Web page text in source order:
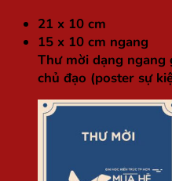
21 x 10 cm
15 x 10 cm ngang
Thư mời dạng ngang
chủ đạo (poster sự